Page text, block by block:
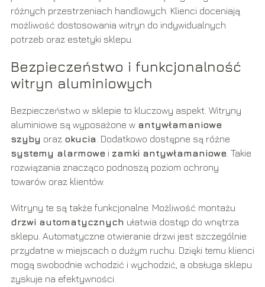
różnych przestrzeniach handlowych. Klienci doceniają
możliwość dostosowania witryn do indywidualnych
potrzeb oraz estetyki sklepu.
Bezpieczeństwo i funkcjonalność
witryn aluminiowych
Bezpieczeństwo w sklepie to kluczowy aspekt. Witryny
aluminiowe są wyposażone w antywłamaniowe
szyby oraz okucia . Dodatkowo dostępne są różne
systemy alarmowei zamki antywłamaniowe. Takie
rozwiązania znacząco podnoszą poziom ochrony
towarów oraz klientów.
Witryny te są także funkcjonalne. Możliwość montażu
drzwi automatycznych ułatwia dostęp do wnętrza
sklepu. Automatyczne otwieranie drzwi jest szczególnie
przydatne w miejscach o dużym ruchu. Dzięki temu klienci
mogą swobodnie wchodzić i wychodzić, a obsługa sklepu
zyskuje na efektywności.